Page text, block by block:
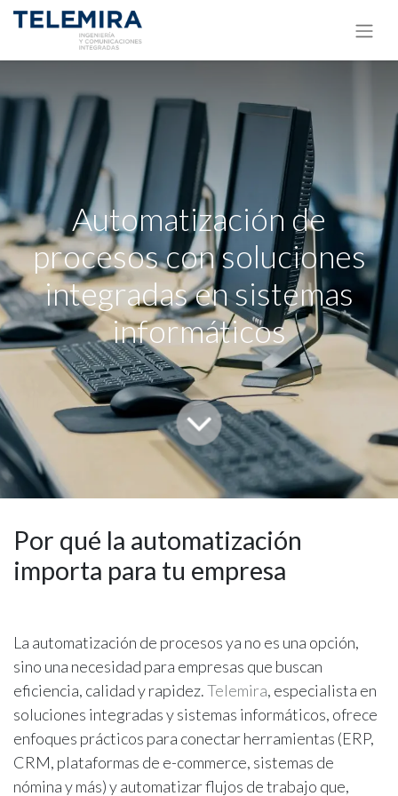
Automatización de
procesos con soluciones
integradas en sistemas
informáticos
Por qué la automatización
importa para tu empresa
La automatización de procesos ya no es una opción,
sino una necesidad para empresas que buscan
eficiencia, calidad y rapidez.Telemira, especialista en
soluciones integradas y sistemas informáticos, ofrece
enfoques prácticos para conectar herramientas (ERP,
CRM, plataformas de e-commerce, sistemas de
nómina y más) y automatizar flujos de trabajo que,